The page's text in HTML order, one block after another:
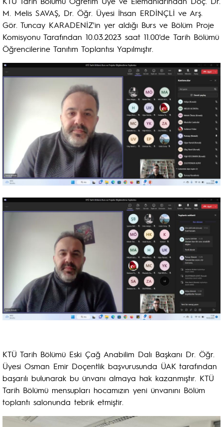
M. Melis SAVAŞ, Dr. Öğr. Üyesi İhsan ERDİNÇLİ ve Arş.
Gör. Tuncay KARADENİZ'in yer aldığı Burs ve Bölüm Proje
Komisyonu Tarafından 10.03.2023 saat 11.00'de Tarih Bölümü
Öğrencilerine Tanıtım Toplantısı Yapılmıştır.
KTÜ Tarih Bölümü Eski Çağ Anabilim Dalı Başkanı Dr. Öğr.
Üyesi Osman Emir Doçentlik başvurusunda ÜAK tarafından
başarılı bulunarak bu ünvanı almaya hak kazanmıştır. KTÜ
Tarih Bölümü mensupları hocamızın yeni ünvanını Bölüm
toplantı salonunda tebrik etmiştir.